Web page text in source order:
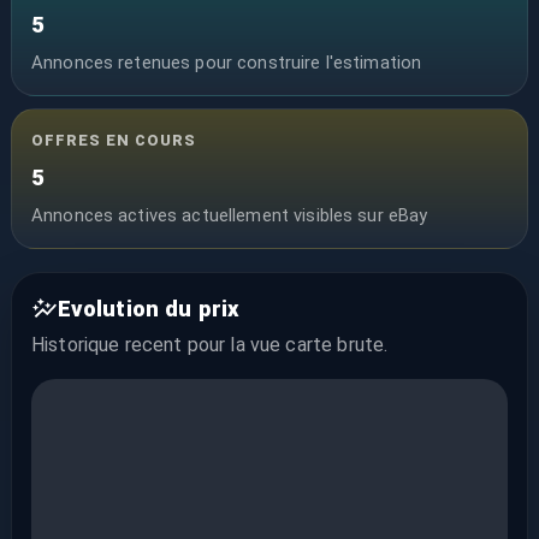
5
Annonces retenues pour construire l'estimation
OFFRES EN COURS
5
Annonces actives actuellement visibles sur eBay
Evolution du prix
Historique recent pour la vuecarte brute.